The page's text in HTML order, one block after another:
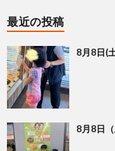
最近の投稿
8月8日(
8月8日